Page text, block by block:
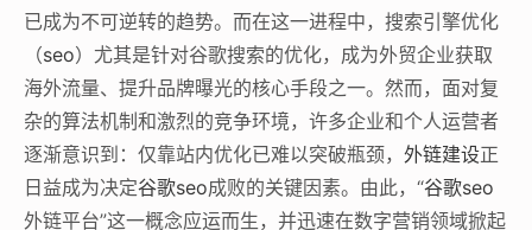
已成为不可逆转的趋势。而在这一进程中，搜索引擎优化
（seo）尤其是针对谷歌搜索的优化，成为外贸企业获取
海外流量、提升品牌曝光的核心手段之一。然而，面对复
杂的算法机制和激烈的竞争环境，许多企业和个人运营者
逐渐意识到：仅靠站内优化已难以突破瓶颈， 外链建设正
日益成为决定谷歌seo成败的关键因素。由此，“谷歌seo
外链平台”这一概念应运而生，并迅速在数字营销领域掀起